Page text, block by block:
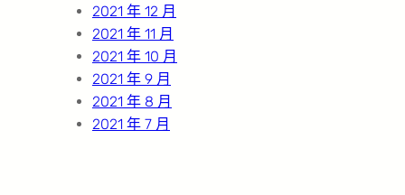
2021 年 12 月
2021 年 11 月
2021 年 10 月
2021 年 9 月
2021 年 8 月
2021 年 7 月